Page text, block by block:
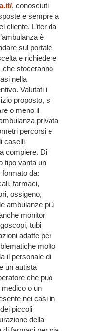
, conosciuti
e sempre a
cliente. L’iter da
è
sul portale
e richiedere
che sfoceranno
nella
Valutati i
proposto, si
o meno il
privata
percorsi e
caselli
compiere. Di
tipo vanta un
formato da:
farmaci,
ossigeno,
ambulanze più
monitor
tubi
adatte per
molto
il personale di
un autista
che può
o un
nei casi in
piccoli
della